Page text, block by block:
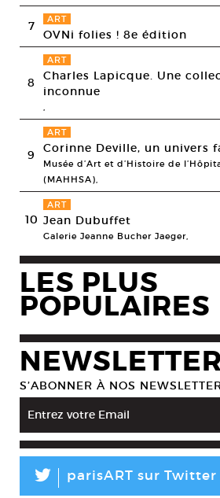
7 ART
OVNi folies ! 8e édition
8
ART
Charles Lapicque. Une
inconnue
,
9
ART
Corinne Deville, un univers
Musée d’Art et d’Histoire de
(MAHHSA),
10
ART
Jean Dubuffet
Galerie Jeanne Bucher Jaeger,
LES PLUS
POPULAIRES
NEWSLETTER
S’ABONNER À NOS
L parisART sur Twitter